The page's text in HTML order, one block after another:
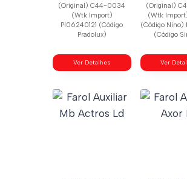
(Original) C44-0034
(Wtk Import)
Pl06240121 (Código
Pradolux)
Ver Detalhes
(Original)
(Wtk
(Código Nino)
(Código
Ver